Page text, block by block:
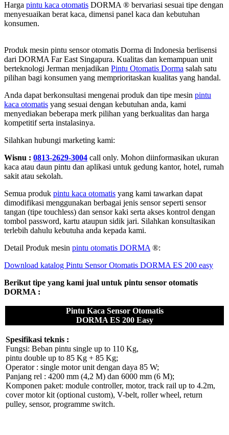
Harga pintu kaca otomatis DORMA ® bervariasi sesuai tipe dengan
menyesuaikan berat kaca, dimensi panel kaca dan kebutuhan
konsumen.
Produk mesin pintu sensor otomatis Dorma di Indonesia berlisensi
dari DORMA Far East Singapura. Kualitas dan kemampuan unit
berteknologi Jerman menjadikan Pintu Otomatis Dorma salah satu
pilihan bagi konsumen yang memprioritaskan kualitas yang handal.
Anda dapat berkonsultasi mengenai produk dan tipe mesin pintu
kaca otomatis yang sesuai dengan kebutuhan anda, kami
menyediakan beberapa merk pilihan yang berkualitas dan harga
kompetitif serta instalasinya.
Silahkan hubungi marketing kami:
Wisnu : 0813-2629-3004 call only. Mohon diinformasikan ukuran
kaca atau daun pintu dan aplikasi untuk gedung kantor, hotel, rumah
sakit atau sekolah.
Semua produk pintu kaca otomatis yang kami tawarkan dapat
dimodifikasi menggunakan berbagai jenis sensor seperti sensor
tangan (tipe touchless) dan sensor kaki serta akses kontrol dengan
tombol password, kartu ataupun sidik jari. Silahkan konsultasikan
terlebih dahulu kebutuha anda kepada kami.
Detail Produk mesin pintu otomatis DORMA ®:
Download katalog Pintu Sensor Otomatis DORMA ES 200 easy
Berikut tipe yang kami jual untuk pintu sensor otomatis
DORMA :
Pintu Kaca Sensor Otomatis
DORMA ES 200 Easy
Spesifikasi teknis :
Fungsi: Beban pintu single up to 110 Kg,
pintu double up to 85 Kg + 85 Kg;
Operator : single motor unit dengan daya 85 W;
Panjang rel : 4200 mm (4,2 M) dan 6000 mm (6 M);
Komponen paket: module controller, motor, track rail up to 4.2m,
cover motor kit (optional custom), V-belt, roller wheel, return
pulley, sensor, programme switch.